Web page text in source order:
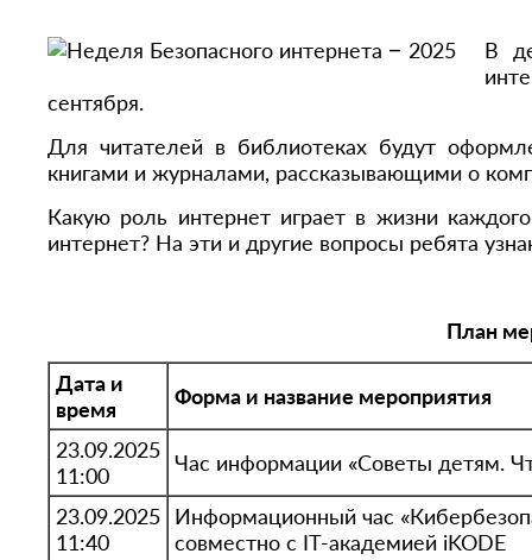
В
сентября.
Для читателей в библиотеках будут
книгами и журналами, рассказывающими о
Какую роль интернет играет в жизни
интернет? На эти и другие вопросы ребята
План
Дата и
время
Форма и название мероприятия
23.09.2025
11:00
Час информации «Советы детям.
23.09.2025
11:40
Информационный час
совместно с IT-академией iKODE